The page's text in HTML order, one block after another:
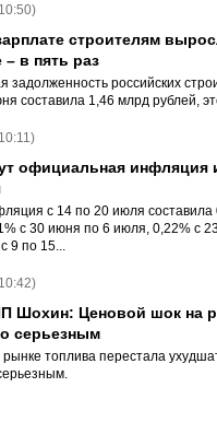
строителям
– в пять раз
задолженность российских
составила 1,46 млрд рублей,
официальная
с 14 по 20 июля
с 30 июня по 6 июля, 0,22% с
9 по 15...
Шохин: Ценовой шок на
серьезным
топлива перестала